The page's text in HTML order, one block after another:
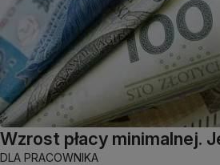
Wzrost płacy minimalnej.
DLA PRACOWNIKA